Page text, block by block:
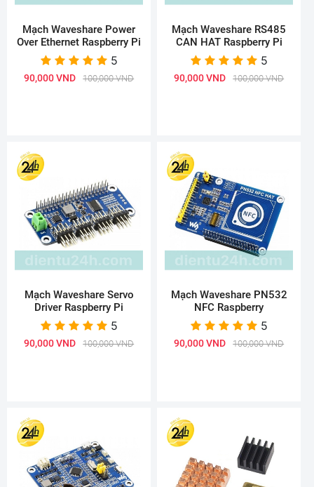
Mạch Waveshare Power
Over Ethernet Raspberry Pi
5
90,000 VND 100,000 VND
Mạch Waveshare RS485
CAN HAT Raspberry Pi
5
90,000 VND 100,000 VND
Mạch Waveshare Servo
Driver Raspberry Pi
5
90,000 VND 100,000 VND
Mạch Waveshare PN532
NFC Raspberry
5
90,000 VND 100,000 VND